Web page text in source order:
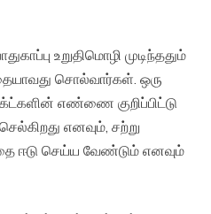
உறுதிமொழி முடிந்ததும்
சொல்வார்கள். ஒரு
எண்ணை குறிப்பிட்டு
எனவும், சற்று
ஈடு செய்ய வேண்டும் எனவும்